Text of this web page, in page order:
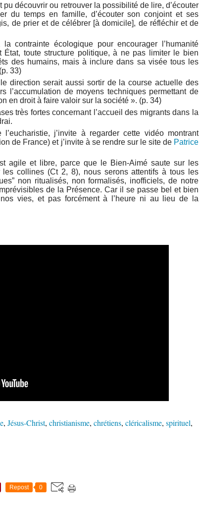
pu découvrir ou retrouver la possibilité de lire, d’écouter
du temps en famille, d’écouter son conjoint et ses
de prier et de célébrer [à domicile], de réfléchir et de
la contrainte écologique pour encourager l’humanité
État, toute structure politique, à ne pas limiter le bien
des humains, mais à inclure dans sa visée tous les
33)
direction serait aussi sortir de la course actuelle des
l’accumulation de moyens techniques permettant de
en droit à faire valoir sur la société ». (p. 34)
très fortes concernant l’accueil des migrants dans la
j’invite à regarder cette vidéo montrant
de France) et j’invite à se rendre sur le site de Patrice
agile et libre, parce que le Bien-Aimé saute sur les
les collines (Ct 2, 8), nous serons attentifs à tous les
non ritualisés, non formalisés, inofficiels, de notre
de la Présence. Car il se passe bel et bien
nos vies, et pas forcément à l’heure ni au lieu de la
, Jésus-Christ, christianisme, chrétiens, cléricalisme, spirituel,
Repost 0